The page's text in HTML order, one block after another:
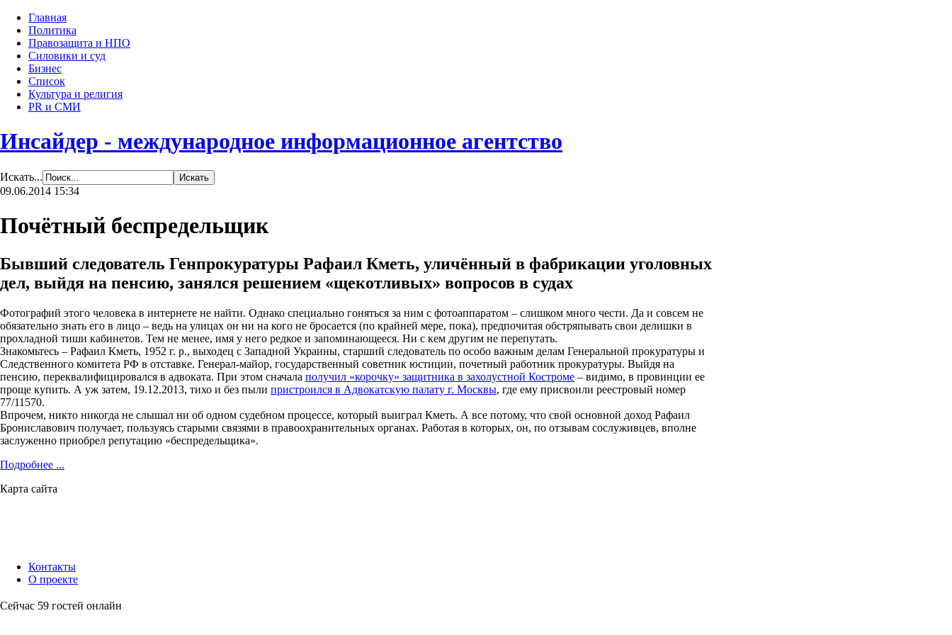
Главная
Политика
Правозащита и НПО
Силовики и суд
Бизнес
Список
Культура и религия
PR и СМИ
Инсайдер - международное информационное агентство
Искать...
09.06.2014 15:34
Почётный беспредельщик
Бывший следователь Генпрокуратуры Рафаил Кметь, уличённый в фабрикации уголовных
дел, выйдя на пенсию, занялся решением «щекотливых» вопросов в судах
Фотографий этого человека в интернете не найти. Однако специально гоняться за ним с фотоаппаратом – слишком много чести. Да и совсем не
обязательно знать его в лицо – ведь на улицах он ни на кого не бросается (по крайней мере, пока), предпочитая обстряпывать свои делишки в
прохладной тиши кабинетов. Тем не менее, имя у него редкое и запоминающееся. Ни с кем другим не перепутать.
Знакомьтесь – Рафаил Кметь, 1952 г. р., выходец с Западной Украины, старший следователь по особо важным делам Генеральной прокуратуры и
Следственного комитета РФ в отставке. Генерал-майор, государственный советник юстиции, почетный работник прокуратуры. Выйдя на
пенсию, переквалифицировался в адвоката. При этом сначала получил «корочку» защитника в захолустной Костроме – видимо, в провинции ее
проще купить. А уж затем, 19.12.2013, тихо и без пыли пристроился в Адвокатскую палату г. Москвы, где ему присвоили реестровый номер
77/11570.
Впрочем, никто никогда не слышал ни об одном судебном процессе, который выиграл Кметь. А все потому, что свой основной доход Рафаил
Брониславович получает, пользуясь старыми связями в правоохранительных органах. Работая в которых, он, по отзывам сослуживцев, вполне
заслуженно приобрел репутацию «беспредельщика».
Подробнее ...
Карта сайта
Контакты
О проекте
Сейчас 59 гостей онлайн